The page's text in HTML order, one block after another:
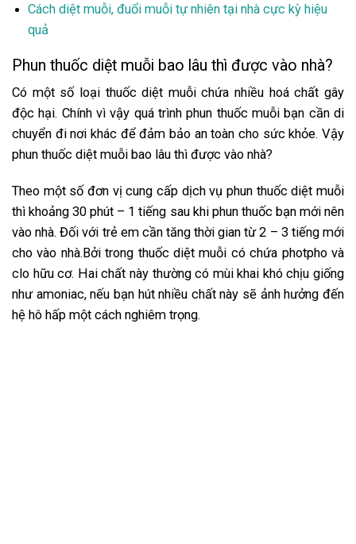
Cách diệt muỗi, đuổi muỗi tự nhiên tại nhà cực kỳ hiệu
quả
Phun thuốc diệt muỗi bao lâu thì được vào nhà?
Có một số loại thuốc diệt muỗi chứa nhiều hoá chất gây
độc hại. Chính vì vậy quá trình phun thuốc muỗi bạn cần di
chuyển đi nơi khác để đảm bảo an toàn cho sức khỏe. Vậy
phun thuốc diệt muỗi bao lâu thì được vào nhà?
Theo một số đơn vị cung cấp dịch vụ phun thuốc diệt muỗi
thì khoảng 30 phút – 1 tiếng sau khi phun thuốc bạn mới nên
vào nhà. Đối với trẻ em cần tăng thời gian từ 2 – 3 tiếng mới
cho vào nhà.Bởi trong thuốc diệt muỗi có chứa photpho và
clo hữu cơ. Hai chất này thường có mùi khai khó chịu giống
như amoniac, nếu bạn hút nhiều chất này sẽ ảnh hưởng đến
hệ hô hấp một cách nghiêm trọng.